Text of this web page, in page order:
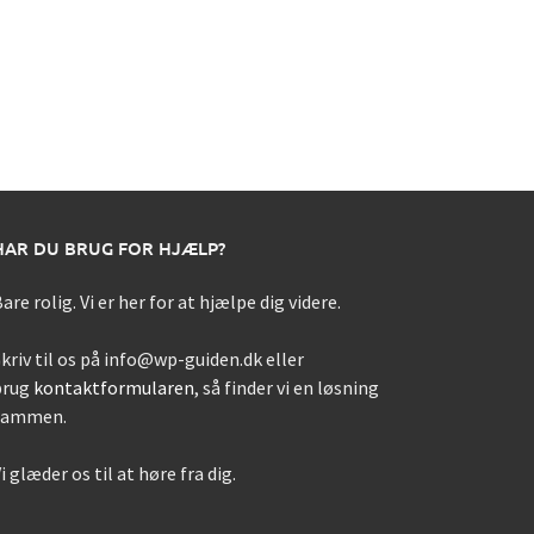
DU BRUG FOR HJÆLP?
rolig. Vi er her for at hjælpe dig videre.
til os på info@wp-guiden.dk eller
kontaktformularen, så finder vi en løsning
glæder os til at høre fra dig.